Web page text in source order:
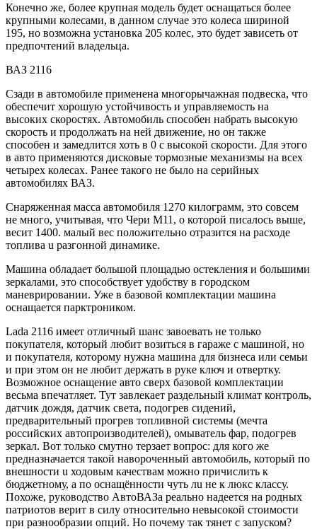
Конечно же, более крупная модель будет оснащаться более
крупными колесами, в данном случае это колеса шириной
195, но возможна установка 205 колес, это будет зависеть от
предпочтений владельца.
ВАЗ 2116
Сзади в автомобиле применена многорычажная подвеска, что
обеспечит хорошую устойчивость и управляемость на
высоких скоростях. Автомобиль способен набрать высокую
скорость и продолжать на ней движение, но он также
способен и замедлится хоть в 0 с высокой скорости. Для этого
в авто применяются дисковые тормозные механизмы на всех
четырех колесах. Ранее такого не было на серийных
автомобилях ВАЗ.
Снаряженная масса автомобиля 1270 килограмм, это совсем
не много, учитывая, что Чери М11, о которой писалось выше,
весит 1400. малый вес положительно отразится на расходе
топлива u разгонной динамике.
Машина обладает большой площадью остекления и большими
зеркалами, это способствует удобству в городском
маневрировании. Уже в базовой комплектации машина
оснащается парктроником.
Lada 2116 имеет отличный шанс завоевать не только
покупателя, который любит возиться в гараже с машиной, но
и покупателя, которому нужна машина для бизнеса или семьи
и при этом он не любит держать в руке ключ и отвертку.
Возможное оснащение авто сверх базовой комплектации
весьма впечатляет. Тут завлекает раздельный климат контроль,
датчик дождя, датчик света, подогрев сидений,
предварительный прогрев топливной системы (мечта
российских автопроизводителей), омыватель фар, подогрев
зеркал. Вот только смутно терзает вопрос: для кого же
предназначается такой навороченный автомобиль, который по
внешности u ходовым качествам можно причислить к
бюджетному, a пo оснащённости чуть лu не к люкс классу.
Похоже, руководство АвтоВАЗа реально надеется на родных
патриотов верит в силу относительно невысокой стоимости
при разнообразии опций. Но почему так тянет с запуском?